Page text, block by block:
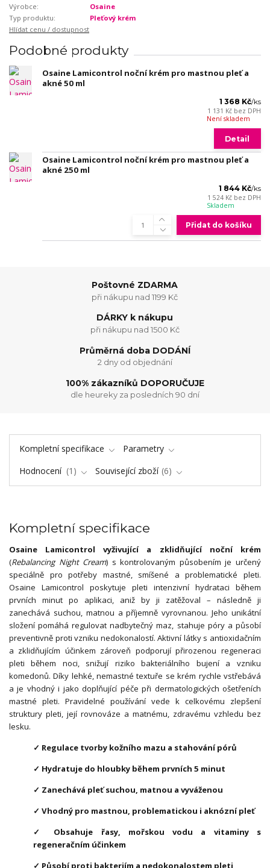
Výrobce:
Osaine
Typ produktu:
Pleťový krém
Hlídat cenu / dostupnost
Podobné produkty
Osaine Lamicontrol noční krém pro mastnou pleť a
akné 50 ml
1 368 Kč/ks
1 131 Kč bez DPH
Není skladem
Detail
Osaine Lamicontrol noční krém pro mastnou pleť a
akné 250 ml
1 844 Kč/ks
1 524 Kč bez DPH
Skladem
Přidat do košíku
Poštovné ZDARMA
při nákupu nad 1199 Kč
DÁRKY k nákupu
při nákupu nad 1500 Kč
Průměrná doba DODÁNÍ
2 dny od objednání
100% zákazníků DOPORUČUJE
dle heureky za posledních 90 dní
Kompletní specifikace
Parametry
Hodnocení
1 Související zboží 6
Kompletní specifikace
Osaine Lamicontrol vyživující a zklidňující noční krém
(Rebalancing Night Cream) s kontrolovaným působením je určený
speciálně pro potřeby mastné, smíšené a problematické pleti.
Osaine Lamicontrol poskytuje pleti intenzivní hydrataci během
prvních minut po aplikaci, aniž by ji zatěžoval – následně ji
zanechává suchou, matnou a příjemně vyrovnanou. Jeho unikátní
složení pomáhá regulovat nadbytečný maz, stahuje póry a působí
preventivně proti vzniku nedokonalostí. Aktivní látky s antioxidačním
a zklidňujícím účinkem zároveň podporují přirozenou regeneraci
pleti během noci, snižují riziko bakteriálního bujení a vzniku
komedonů. Díky lehké, nemastné textuře se krém rychle vstřebává
a je vhodný i jako doplňující péče při dermatologických ošetřeních
mastné pleti. Pravidelné používání vede k celkovému zlepšení
struktury pleti, její rovnováze a matnému, zdravému vzhledu bez
lesku.
✓ Regulace tvorby kožního mazu a stahování pórů
✓ Hydratuje do hloubky během prvních 5 minut
✓ Zanechává pleť suchou, matnou a vyváženou
✓ Vhodný pro mastnou, problematickou i aknózní pleť
✓ Obsahuje řasy, mořskou vodu a vitaminy s
regeneračním účinkem
✓ Působí proti bakteriím a nedokonalostem pleti